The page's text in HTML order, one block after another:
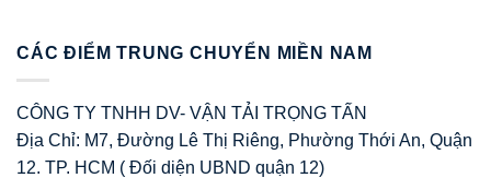
CÁC ĐIỂM TRUNG CHUYỂN MIỀN NAM
CÔNG TY TNHH DV- VẬN TẢI TRỌNG TẤN
Địa Chỉ: M7, Đường Lê Thị Riêng, Phường Thới An, Quận
12. TP. HCM ( Đối diện UBND quận 12)